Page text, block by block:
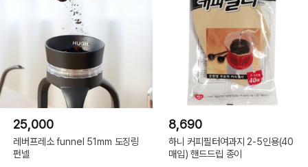
25,000
레버프레소 funnel 51mm 도징링
펀넬
8,690
하니 커피필터여과지 2-5인용(40
매입) 핸드드립 종이